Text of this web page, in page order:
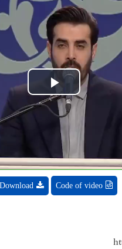
Play
Video
Code of video
Download